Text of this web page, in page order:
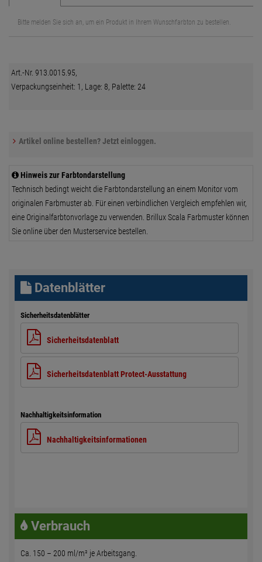
Bitte melden Sie sich an, um ein Produkt in Ihrem Wunschfarbton zu bestellen.
Art.-Nr. 913.0015.95,
Verpackungseinheit: 1, Lage: 8, Palette: 24
Artikel online bestellen? Jetzt einloggen.
Hinweis zur Farbtondarstellung
Technisch bedingt weicht die Farbtondarstellung an einem Monitor vom
originalen Farbmuster ab. Für einen verbindlichen Vergleich empfehlen wir,
eine Originalfarbtonvorlage zu verwenden. Brillux Scala Farbmuster können
Sie online über den Musterservice bestellen.
Datenblätter
Sicherheitsdatenblätter
Sicherheitsdatenblatt
Sicherheitsdatenblatt Protect-Ausstattung
Nachhaltigkeitsinformation
Nachhaltigkeitsinformationen
Verbrauch
Ca. 150 – 200 ml/m² je Arbeitsgang.